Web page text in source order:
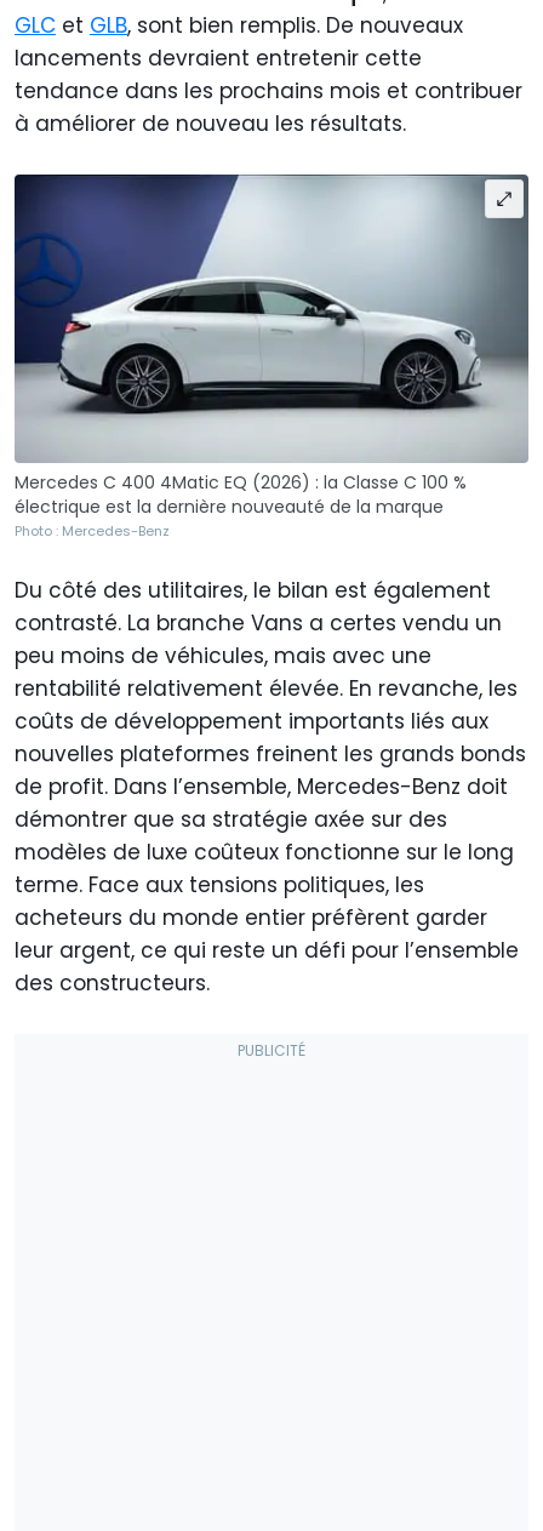
GLC et GLB, sont bien remplis. De nouveaux
lancements devraient entretenir cette
tendance dans les prochains mois et contribuer
à améliorer de nouveau les résultats.
Mercedes C 400 4Matic EQ (2026) : la Classe C 100 %
électrique est la dernière nouveauté de la marque
Photo : Mercedes-Benz
Du côté des utilitaires, le bilan est également
contrasté. La branche Vans a certes vendu un
peu moins de véhicules, mais avec une
rentabilité relativement élevée. En revanche, les
coûts de développement importants liés aux
nouvelles plateformes freinent les grands bonds
de profit. Dans l’ensemble, Mercedes-Benz doit
démontrer que sa stratégie axée sur des
modèles de luxe coûteux fonctionne sur le long
terme. Face aux tensions politiques, les
acheteurs du monde entier préfèrent garder
leur argent, ce qui reste un défi pour l’ensemble
des constructeurs.